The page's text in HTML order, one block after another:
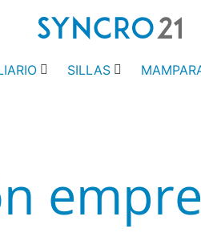
SILLAS